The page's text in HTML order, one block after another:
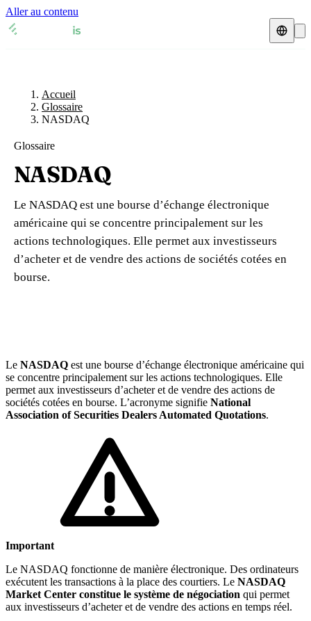
Aller au contenu
🇫🇷 France
🇬🇧 Royaume-Uni
🇧🇪 Belgique
🇮🇹 Italie
🇳🇴
Voir tous les pays
Amazon
Fiches TVA
🇫🇷 France
🇬🇧
🇨🇭 Suisse
🇧🇪 Belgique
🇩🇪 Allemagne
🇳🇱 Pays-Bas
Toutes les fiches pays
Expert-comptable
Expert-comptable e-commerce
Expert-comptable Amazon
Ressources & Blog
Blog
Glossaire
Vérifier un n° TVA
Calculateur de TVA
Accueil
Glossaire
NASDAQ
Glossaire
NASDAQ
Le NASDAQ est une bourse d’échange électronique
américaine qui se concentre principalement sur les
actions technologiques. Elle permet aux investisseurs
d’acheter et de vendre des actions de sociétés cotées en
bourse.
Le NASDAQ est une bourse d’échange électronique américaine qui
se concentre principalement sur les actions technologiques. Elle
permet aux investisseurs d’acheter et de vendre des actions de
sociétés cotées en bourse. L’acronyme signifie National
Association of Securities Dealers Automated Quotations.
Important
Le NASDAQ fonctionne de manière électronique. Des ordinateurs
exécutent les transactions à la place des courtiers. Le NASDAQ
Market Center constitue le système de négociation qui permet
aux investisseurs d’acheter et de vendre des actions en temps réel.